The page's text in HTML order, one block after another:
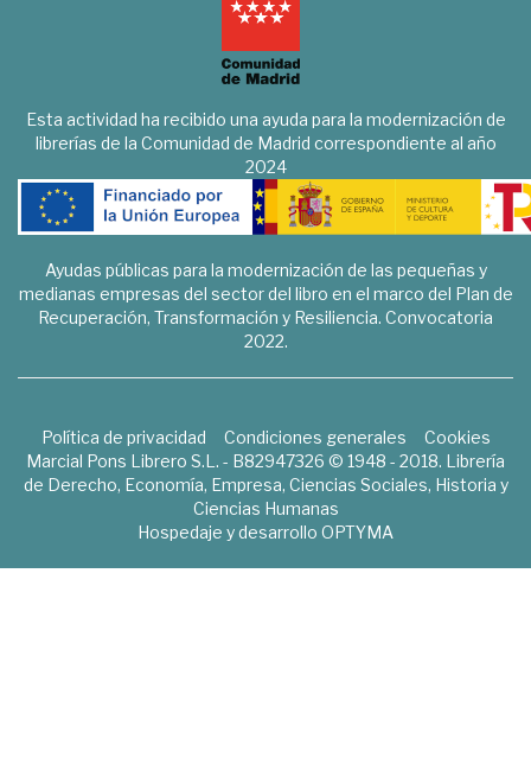
Esta actividad ha recibido una ayuda para la modernización de
librerías de la Comunidad de Madrid correspondiente al año
2024
Ayudas públicas para la modernización de las pequeñas y
medianas empresas del sector del libro en el marco del Plan de
Recuperación, Transformación y Resiliencia. Convocatoria
2022.
Política de privacidad Condiciones generales
Cookies
Marcial Pons Librero S.L. - B82947326 © 1948 - 2018. Librería
de Derecho, Economía, Empresa, Ciencias Sociales, Historia y
Ciencias Humanas
Hospedaje y desarrollo OPTYMA